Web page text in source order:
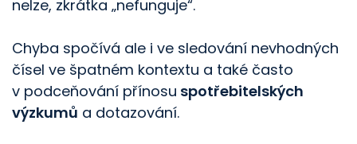
nelze, zkrátka „nefunguje“.
Chyba spočívá ale i ve sledování nevhodných
čísel ve špatném kontextu a také často
v podceňování přínosu spotřebitelských
výzkumů a dotazování.